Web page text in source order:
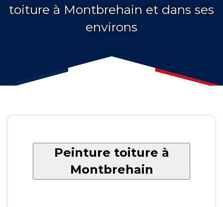
toiture à Montbrehain et dans ses
environs
Peinture toiture à
Montbrehain